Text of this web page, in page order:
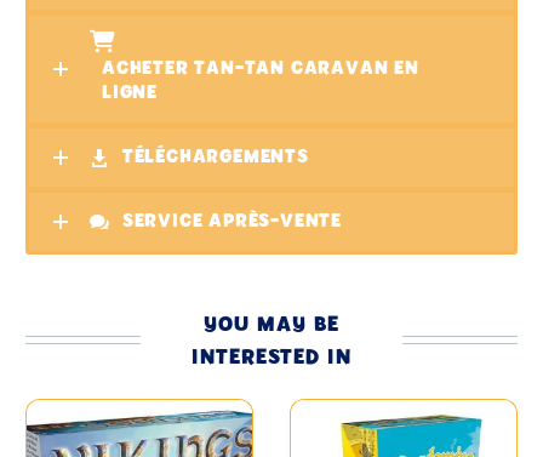
ACHETER TAN-TAN CARAVAN EN
LIGNE
TÉLÉCHARGEMENTS
SERVICE APRÈS-VENTE
YOU MAY BE
INTERESTED IN